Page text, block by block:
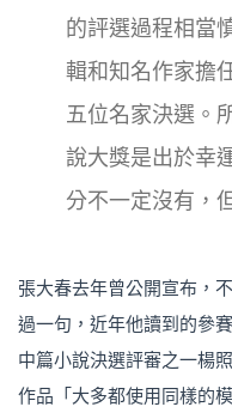
的評選過程相當
輯和知名作家擔
五位名家決選。
說大獎是出於幸
分不一定沒有，
張大春去年曾公開宣布，
過一句，近年他讀到的參
中篇小說決選評審之一楊
作品「大多都使用同樣的